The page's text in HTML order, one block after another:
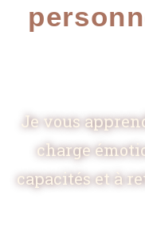
Je vous
charge
capacités et à